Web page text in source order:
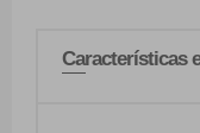
Características